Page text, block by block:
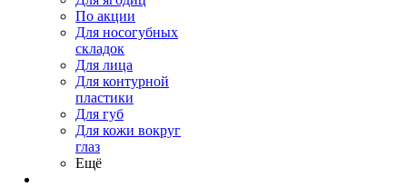
По акции
Для носогубных
складок
Для лица
Для контурной
пластики
Для губ
Для кожи вокруг
глаз
Ещё